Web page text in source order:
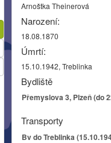
Arnoštka Theinerová
Narození:
18.08.1870
Úmrtí:
15.10.1942, Treblinka
Bydliště
Přemyslova 3, Plzeň (do
Transporty
Bv do Treblinka